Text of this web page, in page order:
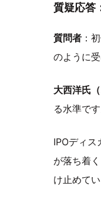
質疑応答
質問者：
のように
大西洋氏
る水準です
IPOディ
が落ち着
け止めてい